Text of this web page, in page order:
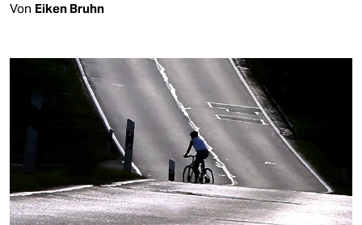
Von Eiken Bruhn